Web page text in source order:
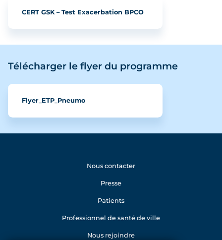
CERT GSK – Test Exacerbation BPCO
Télécharger le flyer du programme
Flyer_ETP_Pneumo
Nous contacter
Presse
Patients
Professionnel de santé de ville
Nous rejoindre